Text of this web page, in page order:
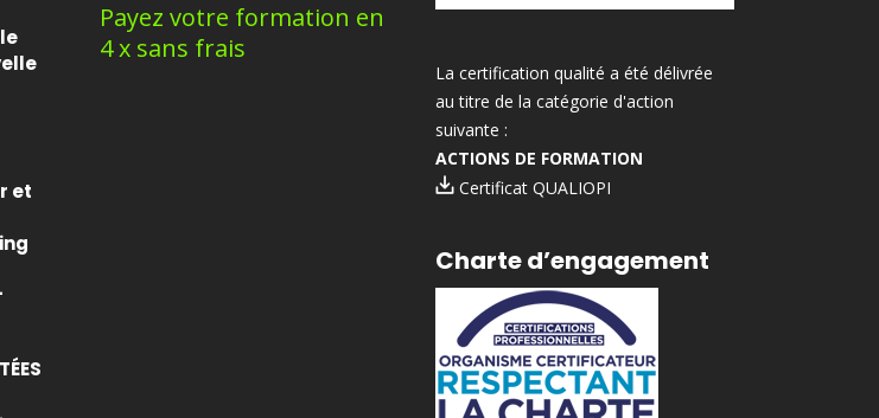
et
Payez votre formation en
4 x sans frais
La certification qualité a été délivrée
au titre de la catégorie d'action
suivante :
ACTIONS DE FORMATION
Certificat QUALIOPI
Charte d’engagement